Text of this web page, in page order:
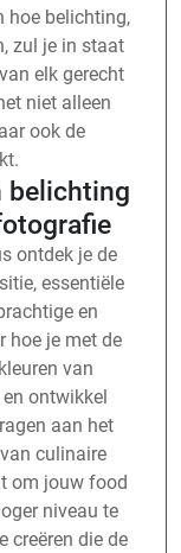
hoe belichting,
zul je in staat
elk gerecht
niet alleen
ook de
belichting
ontdek je de
essentiële
en
hoe je met de
van
ontwikkel
aan het
culinaire
om jouw food
niveau te
creëren die de